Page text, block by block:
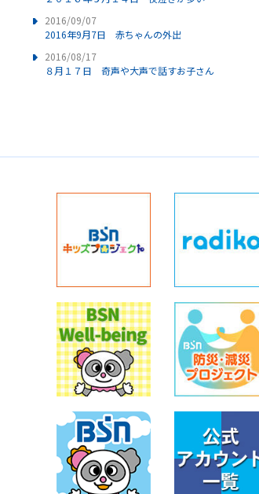
2016/09/07
2016年9月7日 赤ちゃんの外出
2016/08/17
８月１７日 奇声や大声で話すお子さん